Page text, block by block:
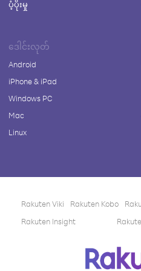
ပံ့ပိုးမှု
ဒေါင်းလုတ်
Android
iPhone & iPad
Windows PC
Mac
Linux
Rakuten Viki Rakuten Kobo
Rakuten Insight